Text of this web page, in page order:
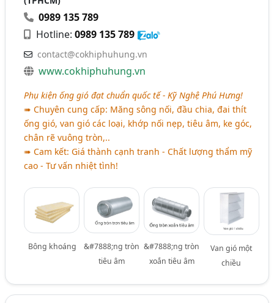
0989 135 789
Hotline:0989 135 789
contact@cokhiphuhung.vn
www.cokhiphuhung.vn
Phụ kiện ống gió đạt chuẩn quốc tế - Kỹ Nghệ Phú Hưng!
➠ Chuyên cung cấp: Măng sông nối, đầu chia, đai thít
ống gió, van gió các loại, khớp nối nẹp, tiêu âm, ke góc,
chân rẽ vuông tròn,..
➠ Cam kết: Giá thành cạnh tranh - Chất lượng thẩm mỹ
cao - Tư vấn nhiệt tình!
Bông khoáng
&#7888;ng tròn
tiêu âm
&#7888;ng tròn
xoắn tiêu âm
Van gió một
chiều